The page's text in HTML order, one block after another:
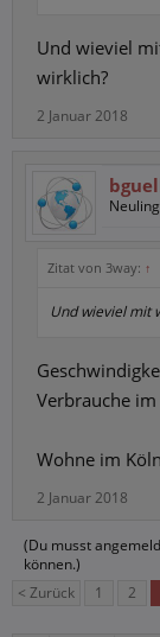
Und wieviel
wirklich?
2 Januar 2018
Neuling
Zitat von 3way: ↑
Und wieviel mit
Verbrauche
Wohne im Köln
2 Januar 2018
(Du musst
können.)
< Zurück
1 2